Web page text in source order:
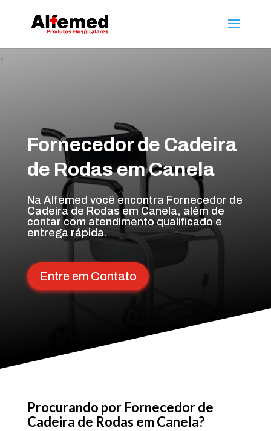
Fornecedor de Cadeira
de Rodas em Canela
Na Alfemed você encontra Fornecedor de
Cadeira de Rodas em Canela, além de
contar com atendimento qualificado e
entrega rápida.
Entre em Contato
Procurando por Fornecedor de
Cadeira de Rodas em Canela?